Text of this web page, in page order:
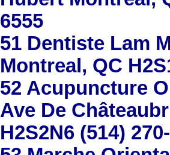
6555
51 Dentiste Lam
Montreal, QC
52 Acupuncture
Ave De
H2S2N6 (514)